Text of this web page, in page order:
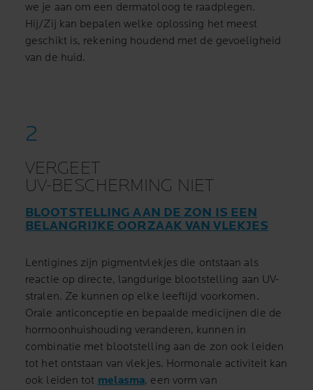
we je aan om een dermatoloog te raadplegen.
Hij/Zij kan bepalen welke oplossing het meest
geschikt is, rekening houdend met de gevoeligheid
van de huid.
VERGEET
UV-BESCHERMING NIET
BLOOTSTELLING AAN DE ZON IS EEN
BELANGRIJKE OORZAAK VAN VLEKJES
Lentigines zijn pigmentvlekjes die ontstaan als
reactie op directe, langdurige blootstelling aan UV-
stralen. Ze kunnen op elke leeftijd voorkomen.
Orale anticonceptie en bepaalde medicijnen die de
hormoonhuishouding veranderen, kunnen in
combinatie met blootstelling aan de zon ook leiden
tot het ontstaan van vlekjes. Hormonale activiteit kan
ook leiden tot melasma, een vorm van